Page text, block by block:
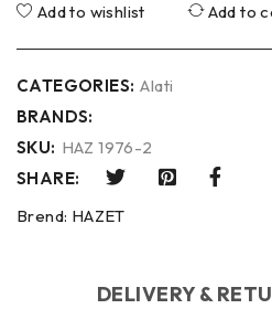
Add to wishlist Add to
CATEGORIES: Alati
BRANDS:
SKU: HAZ 1976-2
SHARE:
Brend: HAZET
DELIVERY &